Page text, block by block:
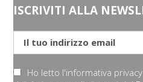
ISCRIVITI ALLA
Ho letto l'informativa